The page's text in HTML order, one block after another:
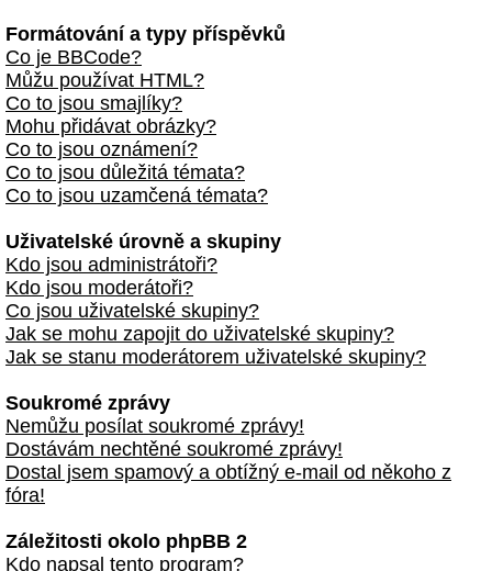
Formátování a typy příspěvků
Co je BBCode?
Můžu používat HTML?
Co to jsou smajlíky?
Mohu přidávat obrázky?
Co to jsou oznámení?
Co to jsou důležitá témata?
Co to jsou uzamčená témata?
Uživatelské úrovně a skupiny
Kdo jsou administrátoři?
Kdo jsou moderátoři?
Co jsou uživatelské skupiny?
Jak se mohu zapojit do uživatelské skupiny?
Jak se stanu moderátorem uživatelské skupiny?
Soukromé zprávy
Nemůžu posílat soukromé zprávy!
Dostávám nechtěné soukromé zprávy!
Dostal jsem spamový a obtížný e-mail od někoho z
fóra!
Záležitosti okolo phpBB 2
Kdo napsal tento program?